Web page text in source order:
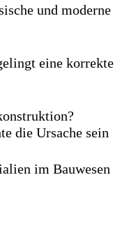
und moderne
eine korrekte
die Ursache sein
im Bauwesen